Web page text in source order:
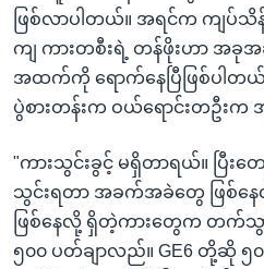
ဖြစ်လာပါတယ်။ အရင်က ကျပ်သိန်
ကျ ကားတစီးရဲ့ တန်ဖိုးဟာ အခုအခ
အထက်ကို ရောက်နေပြီဖြစ်ပါတ
ပွဲစားတန်းက ဝယ်ရောင်းတဦးက
"ကားသွင်းခွင့် မရှိတာရယ်။ ပြီး
သွင်းရတာ အခက်အခဲတွေ ဖြစ်န
ဖြစ်နေလို့ ရှိတဲ့ကားတွေက တက်သွ
၅၀၀ ပတ်ချာလည်။ GE6 တို့ဆို ၅